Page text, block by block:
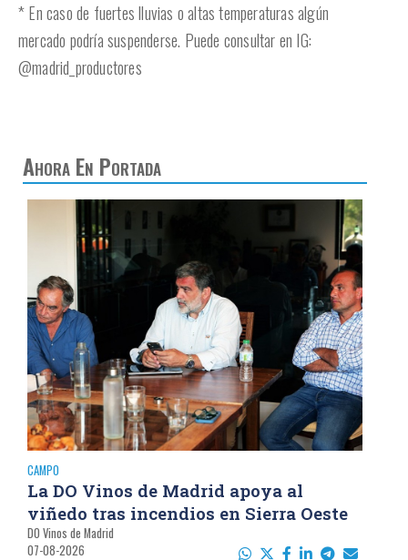
* En caso de fuertes lluvias o altas temperaturas algún
mercado podría suspenderse. Puede consultar en IG:
@madrid_productores
Ahora En Portada
CAMPO
La DO Vinos de Madrid apoya al
viñedo tras incendios en Sierra Oeste
DO Vinos de Madrid
07-08-2026